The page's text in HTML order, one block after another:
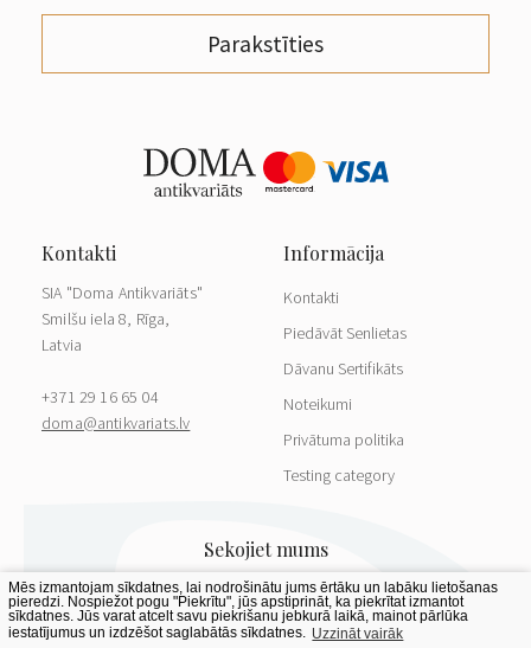
Parakstīties
SIA "Doma Antikvariāts"
Smilšu iela 8, Rīga,
Latvia
+371 29 16 65 04
doma@antikvariats.lv
Kontakti
Piedāvāt Senlietas
Dāvanu Sertifikāts
Noteikumi
Privātuma politika
Testing category
Mēs izmantojam sīkdatnes, lai nodrošinātu jums ērtāku un labāku lietošanas
pieredzi. Nospiežot pogu "Piekrītu", jūs apstiprināt, ka piekrītat izmantot
sīkdatnes. Jūs varat atcelt savu piekrišanu jebkurā laikā, mainot pārlūka
iestatījumus un izdzēšot saglabātās sīkdatnes. Uzzināt vairāk